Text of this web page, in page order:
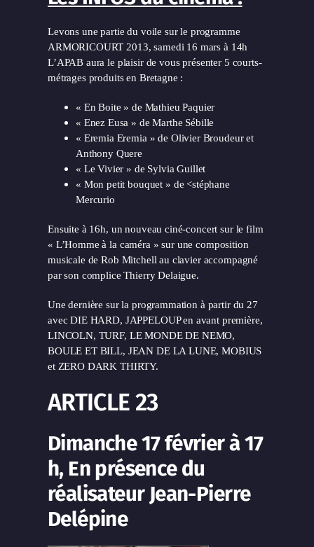
Levons une partie du voile sur le programme
ARMORICOURT 2013, samedi 16 mars à 14h
L’APAB aura le plaisir de vous présenter 5 courts-
métrages produits en Bretagne :
« En Boite » de Mathieu Paquier
« Enez Eusa » de Marthe Sébille
« Eremia Eremia » de Olivier Broudeur et
Anthony Quere
« Le Vivier » de Sylvia Guillet
« Mon petit bouquet » de <stéphane
Mercurio
Ensuite à 16h, un nouveau ciné-concert sur le film
« L’Homme à la caméra » sur une composition
musicale de Rob Mitchell au clavier accompagné
par son complice Thierry Delaigue.
Une dernière sur la programmation à partir du 27
avec DIE HARD, JAPPELOUP en avant première,
LINCOLN, TURF, LE MONDE DE NEMO,
BOULE ET BILL, JEAN DE LA LUNE, MOBIUS
et ZERO DARK THIRTY.
ARTICLE 23
Dimanche 17 février à 17
h, En présence du
réalisateur Jean-Pierre
Delépine